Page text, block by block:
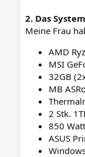
2. Das System
Meine Frau
AMD
MSI
32GB
MB
2 Stk.
850
ASUS